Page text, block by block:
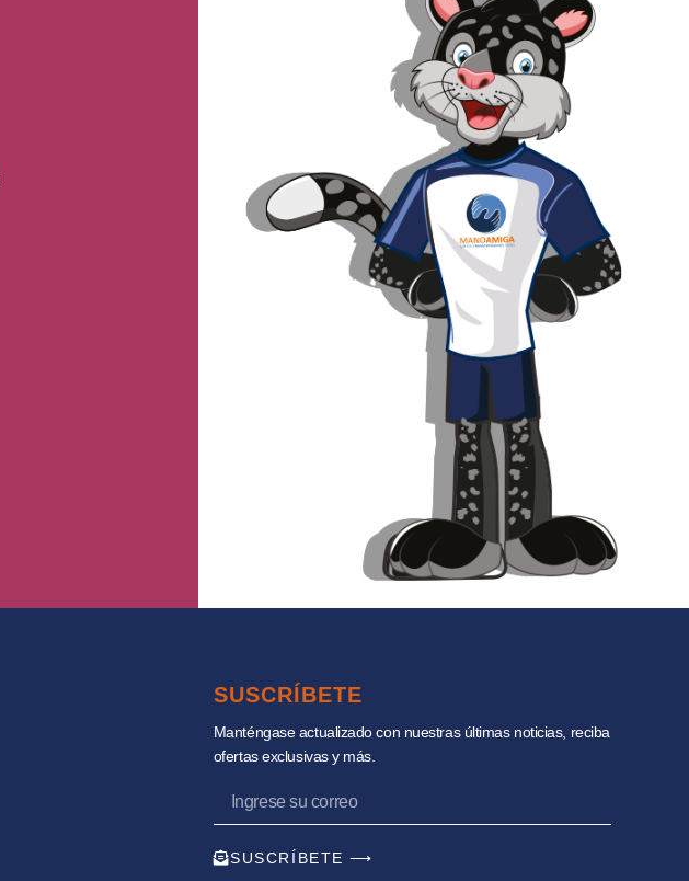
SUSCRÍBETE
Manténgase actualizado con nuestras últimas noticias, reciba
ofertas exclusivas y más.
SUSCRÍBETE ⟶